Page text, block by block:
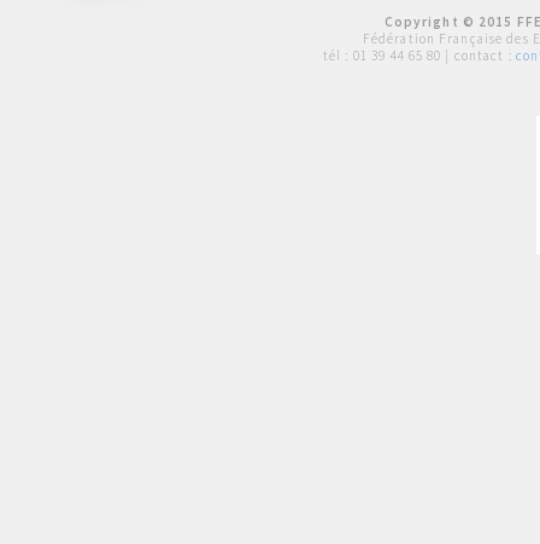
Copyright © 2015
Fédération Française des
tél : 01 39 44 65 80 | contact :